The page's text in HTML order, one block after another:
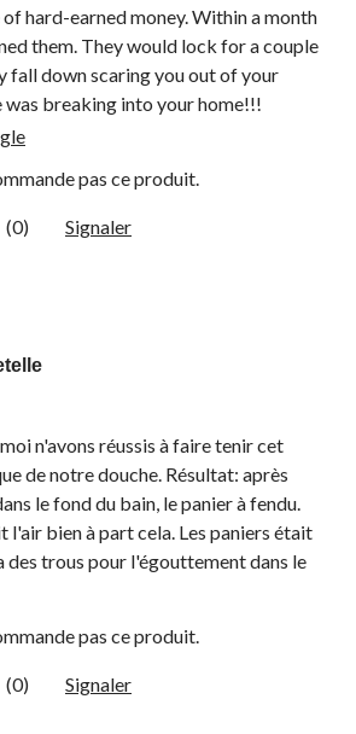
hard-earned money. Within a month
them. They would lock for a couple
fall down scaring you out of your
was breaking into your home!!!
pas ce produit.
(0) Signaler
n'avons réussis à faire tenir cet
de notre douche. Résultat: après
le fond du bain, le panier à fendu.
l'air bien à part cela. Les paniers était
des trous pour l'égouttement dans le
pas ce produit.
(0) Signaler